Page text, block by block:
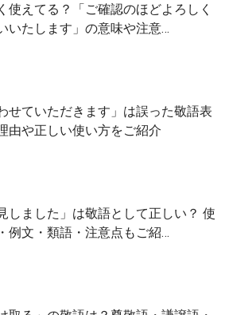
使えてる？「ご確認のほどよろしく
いたします」の意味や注意…
せていただきます」は誤った敬語表
由や正しい使い方をご紹介
しました」は敬語として正しい？ 使
例文・類語・注意点もご紹…